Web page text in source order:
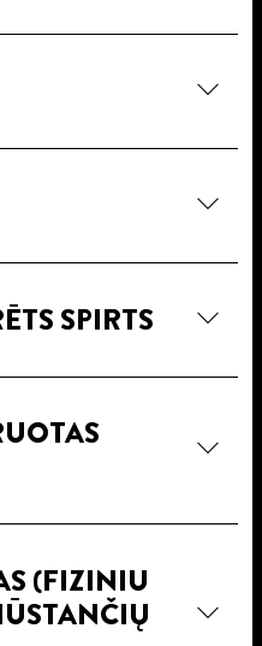
SPIRTS
(FIZINIU